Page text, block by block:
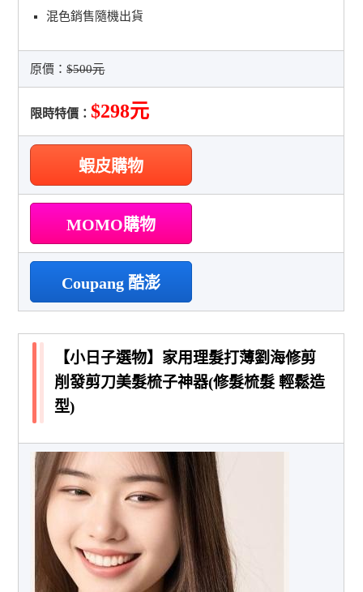
混色銷售隨機出貨
原價：$500元
限時特價：$298元
蝦皮購物
MOMO購物
Coupang 酷澎
【小日子選物】家用理髮打薄劉海修剪
削發剪刀美髮梳子神器(修髮梳髮 輕鬆造
型)